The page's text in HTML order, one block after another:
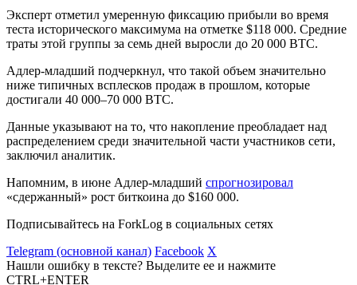
Эксперт отметил умеренную фиксацию прибыли во время
теста исторического максимума на отметке $118 000. Средние
траты этой группы за семь дней выросли до 20 000 BTC.
Адлер-младший подчеркнул, что такой объем значительно
ниже типичных всплесков продаж в прошлом, которые
достигали 40 000–70 000 BTC.
Данные указывают на то, что накопление преобладает над
распределением среди значительной части участников сети,
заключил аналитик.
Напомним, в июне Адлер-младший спрогнозировал
«сдержанный» рост биткоина до $160 000.
Подписывайтесь на ForkLog в социальных сетях
Telegram (основной канал) Facebook X
Нашли ошибку в тексте? Выделите ее и нажмите
CTRL+ENTER